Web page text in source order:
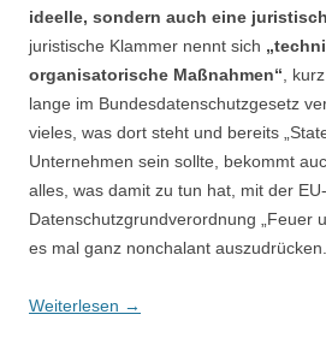
ideelle, sondern auch eine
juristische Klammer nennt sich
organisatorische Maßnahmen“, kurz
lange im Bundesdatenschutzgesetz
vieles, was dort steht und bereits
Unternehmen sein sollte, bekommt
alles, was damit zu tun hat, mit der EU-
Datenschutzgrundverordnung „Feuer
es mal ganz nonchalant auszudrücken.
Weiterlesen →